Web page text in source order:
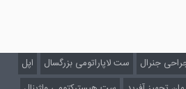
جنرال ست لاپاراتومی بزرگسال
اپل